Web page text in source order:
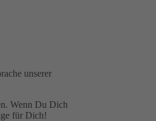
unserer
Wenn Du Dich
für Dich!